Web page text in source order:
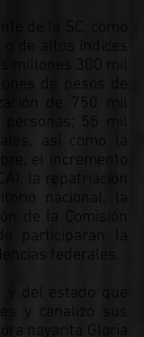
de la SC, como
de altos índices
millones 300 mil
de pesos de
de 750 mil
personas; 55 mil
así como la
el incremento
la repatriación
nacional, la
de la Comisión
participarán la
federales.
del estado que
y canalizó sus
nayarita Gloria